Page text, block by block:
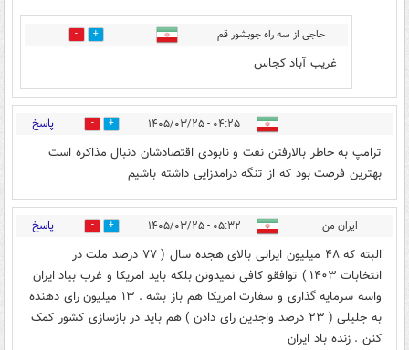
حاجی از سه راه جوبشور قم 3
غریب آباد کجاس
۰۴:۲۵ - ۱۴۰۵/۰۳/۲۵ 4 پاسخ
ترامپ به خاطر بالارفتن نفت و نابودی اقتصادشان دنبال مذاکره است
بهترین فرصت بود که از تنگه درامدزایی داشته باشیم
ایران من ۰۵:۳۲ - ۱۴۰۵/۰۳/۲۵ 1 پاسخ
البته که ۴۸ میلیون ایرانی بالای هجده سال ( ۷۷ درصد ملت در
انتخابات ۱۴۰۳ ) توافقو کافی نمیدونن بلکه باید امریکا و غرب بیاد ایران
واسه سرمایه گذاری و سفارت امریکا هم باز بشه . ۱۳ میلیون رای دهنده
به جلیلی ( ۲۳ درصد واجدین رای دادن ) هم باید در بازسازی کشور کمک
کنن . زنده باد ایران